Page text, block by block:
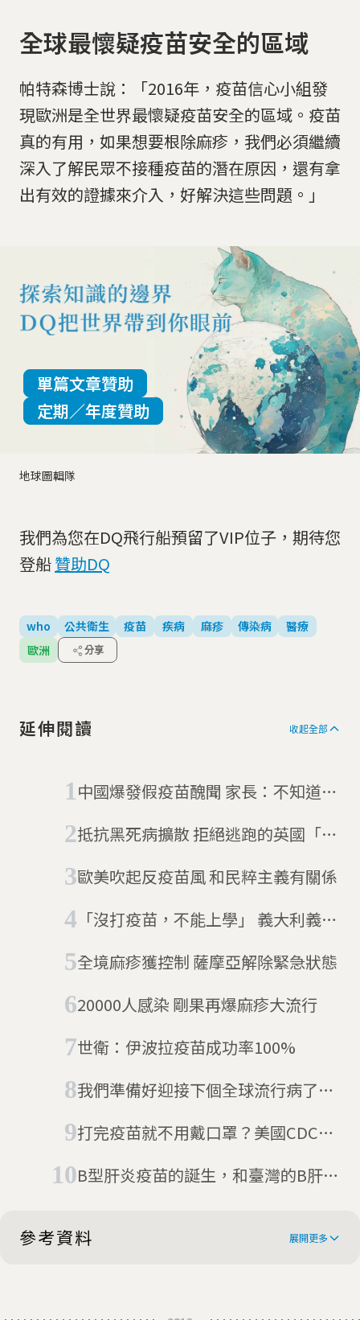
全球最懷疑疫苗安全的區域
帕特森博士說：「2016年，疫苗信心小組發
現歐洲是全世界最懷疑疫苗安全的區域。疫苗
真的有用，如果想要根除麻疹，我們必須繼續
深入了解民眾不接種疫苗的潛在原因，還有拿
出有效的證據來介入，好解決這些問題。」
地球圖輯隊
單篇文章贊助
定期／年度贊助
我們為您在DQ飛行船預留了VIP位子，期待您
登船贊助DQ
who 公共衛生 疫苗 疾病 麻疹 傳染病
醫療
歐洲
分享
延伸閱讀 收起全部
中國爆發假疫苗醜聞 家長：不知道可
抵抗黑死病擴散 拒絕逃跑的英國「鼠
歐美吹起反疫苗風 和民粹主義有關係
「沒打疫苗，不能上學」 義大利義務
全境麻疹獲控制 薩摩亞解除緊急狀態
20000人感染 剛果再爆麻疹大流行
世衛：伊波拉疫苗成功率100%
我們準備好迎接下個全球流行病了
打完疫苗就不用戴口罩？美國CDC最
B型肝炎疫苗的誕生，和臺灣的B肝
衍玄院長專訪
參考資料 展開更多